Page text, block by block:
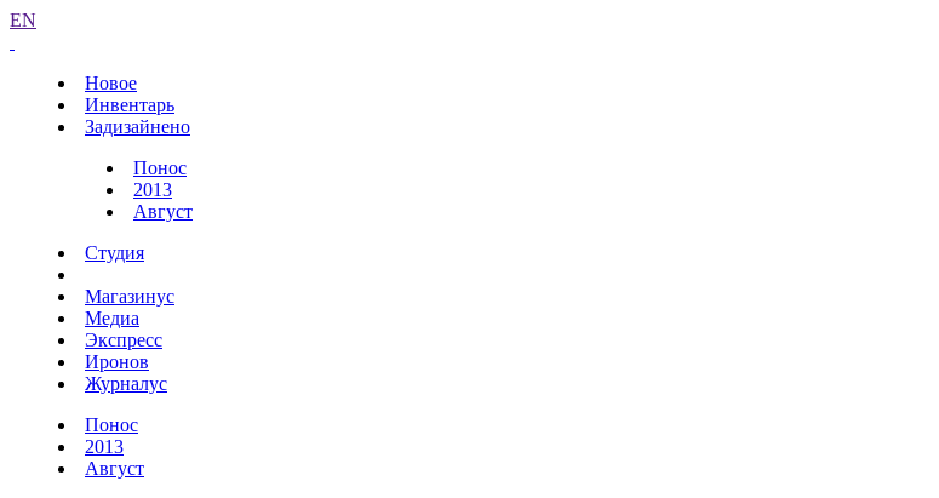
EN
Новое
Инвентарь
Задизайнено
Понос
2013
Август
Студия
Магазинус
Медиа
Экспресс
Иронов
Журналус
Понос
2013
Август